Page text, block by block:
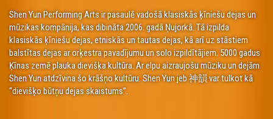
Shen Yun Performing Arts ir pasaulē vadošā klasiskās ķīniešu dejas un
mūzikas kompānija, kas dibināta 2006. gadā Ņujorkā. Tā izpilda
klasiskās ķīniešu dejas, etniskās un tautas dejas, kā arī uz stāstiem
balstītas dejas ar orķestra pavadījumu un solo izpildītājiem. 5000 gadus
Ķīnas zemē plauka dievišķa kultūra. Ar elpu aizraujošu mūziku un dejām
Shen Yun atdzīvina šo krāšņo kultūru. Shen Yun jeb 神韻 var tulkot kā
“dievišķo būtņu dejas skaistums”.